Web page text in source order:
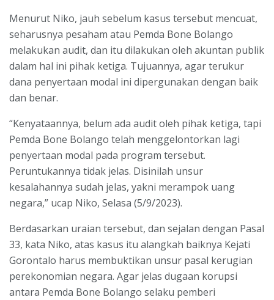
Menurut Niko, jauh sebelum kasus tersebut mencuat,
seharusnya pesaham atau Pemda Bone Bolango
melakukan audit, dan itu dilakukan oleh akuntan publik
dalam hal ini pihak ketiga. Tujuannya, agar terukur
dana penyertaan modal ini dipergunakan dengan baik
dan benar.
“Kenyataannya, belum ada audit oleh pihak ketiga, tapi
Pemda Bone Bolango telah menggelontorkan lagi
penyertaan modal pada program tersebut.
Peruntukannya tidak jelas. Disinilah unsur
kesalahannya sudah jelas, yakni merampok uang
negara,” ucap Niko, Selasa (5/9/2023).
Berdasarkan uraian tersebut, dan sejalan dengan Pasal
33, kata Niko, atas kasus itu alangkah baiknya Kejati
Gorontalo harus membuktikan unsur pasal kerugian
perekonomian negara. Agar jelas dugaan korupsi
antara Pemda Bone Bolango selaku pemberi